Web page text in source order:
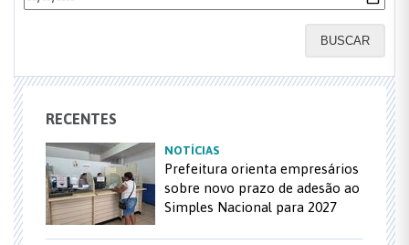
BUSCAR
RECENTES
NOTÍCIAS
Prefeitura orienta empresários
sobre novo prazo de adesão ao
Simples Nacional para 2027